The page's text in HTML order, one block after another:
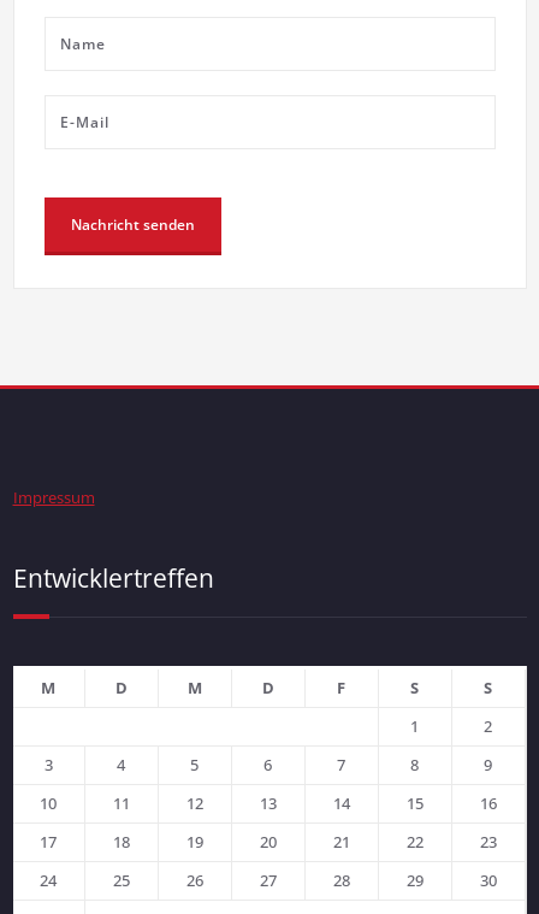
Impressum
Entwicklertreffen
M D M D F S
S
1
2
3
4 5 6 7 8
9
10
11 12 13 14 15
16
17
18 19 20 21 22
23
24
25 26 27 28 29
30